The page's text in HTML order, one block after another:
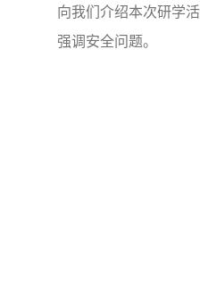
向我们介绍本次研学
强调安全问题。